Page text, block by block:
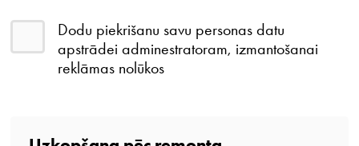
Dodu piekrišanu savu personas datu
apstrādei adminestratoram, izmantošanai
reklāmas nolūkos